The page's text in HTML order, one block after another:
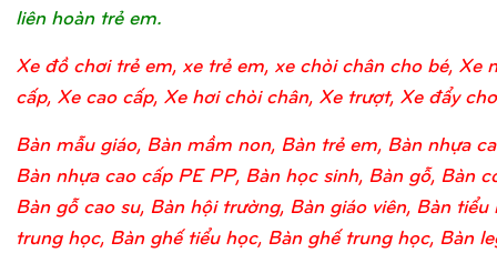
liên hoàn trẻ em.
Xe đồ chơi trẻ em, xe trẻ em, xe chòi chân cho bé, Xe
cấp, Xe cao cấp, Xe hơi chòi chân, Xe trượt, Xe đẩy
Bàn mẫu giáo, Bàn mầm non, Bàn trẻ em, Bàn nhựa
Bàn nhựa cao cấp PE PP, Bàn học sinh, Bàn gỗ, Bàn
Bàn gỗ cao su, Bàn hội trường, Bàn giáo viên, Bàn tiểu
trung học, Bàn ghế tiểu học, Bàn ghế trung học, Bàn